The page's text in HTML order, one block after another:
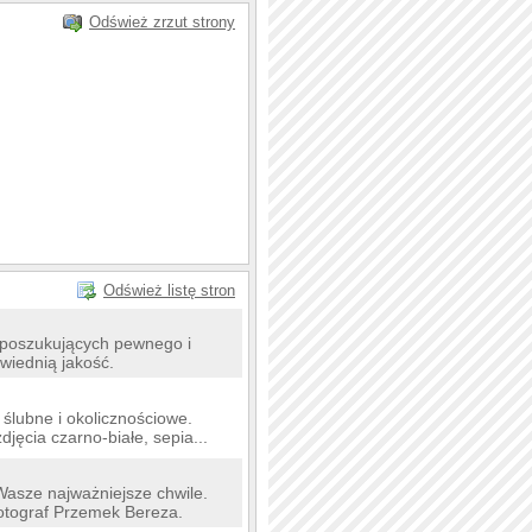
Odśwież zrzut strony
Odśwież listę stron
pewnego i
jakość.
i okolicznościowe.
czarno-białe, sepia...
najważniejsze chwile.
Przemek Bereza.